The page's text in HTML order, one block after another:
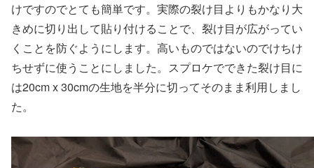
けですのでとても簡単です。実際の裂け目よりもかなり大
きめに切り出して貼り付けることで、裂け目が広がってい
くことを防ぐようにします。高いものではないのでけちけ
ちせずに使うことにしました。スプロケでできた裂け目に
は20cm x 30cmの生地を半分に切ってそのまま利用しまし
た。